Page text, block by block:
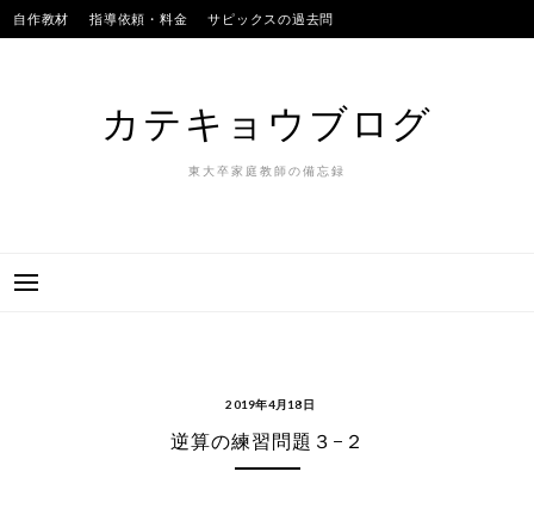
Skip
to
自作教材 指導依頼・料金 サピックスの過去問
カテキョウブログ
東大卒家庭教師の備忘録
2019年4月18日
逆算の練習問題３−２